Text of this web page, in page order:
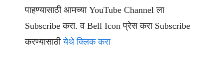
पाहण्यासाठी आमच्या YouTube Channel ला
Subscribe करा. व Bell Icon प्रेस करा Subscribe
करण्यासाठीयेथे क्लिक करा